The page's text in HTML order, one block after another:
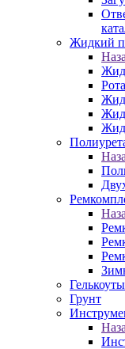
Жидкий
Гелькоуты
Грунт